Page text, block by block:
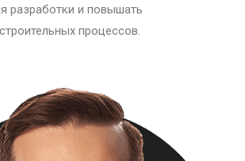
разработки и повышать
процессов.